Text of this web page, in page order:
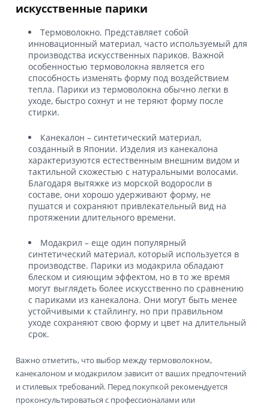
искусственные парики
Термоволокно. Представляет собой
инновационный материал, часто используемый для
производства искусственных париков. Важной
особенностью термоволокна является его
способность изменять форму под воздействием
тепла. Парики из термоволокна обычно легки в
уходе, быстро сохнут и не теряют форму после
стирки.
Канекалон – синтетический материал,
созданный в Японии. Изделия из канекалона
характеризуются естественным внешним видом и
тактильной схожестью с натуральными волосами.
Благодаря вытяжке из морской водоросли в
составе, они хорошо удерживают форму, не
пушатся и сохраняют привлекательный вид на
протяжении длительного времени.
Модакрил – еще один популярный
синтетический материал, который используется в
производстве. Парики из модакрила обладают
блеском и сияющим эффектом, но в то же время
могут выглядеть более искусственно по сравнению
с париками из канекалона. Они могут быть менее
устойчивыми к стайлингу, но при правильном
уходе сохраняют свою форму и цвет на длительный
срок.
Важно отметить, что выбор между термоволокном,
канекалоном и модакрилом зависит от ваших предпочтений
и стилевых требований. Перед покупкой рекомендуется
проконсультироваться с профессионалами или